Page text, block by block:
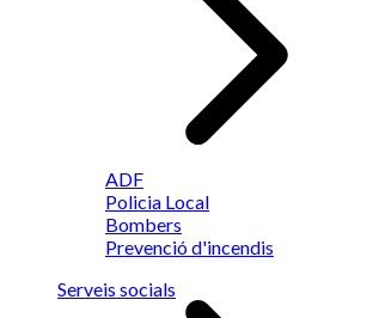
ADF
Policia Local
Bombers
Prevenció d'incendis
Serveis socials